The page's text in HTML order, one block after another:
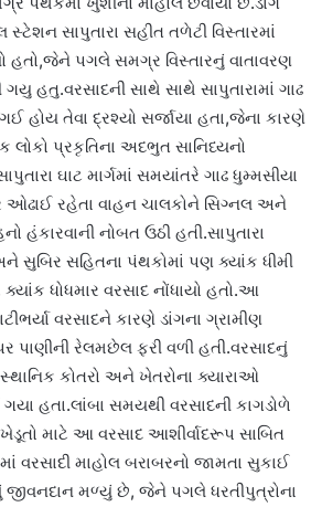
સ્ટેશન સાપુતારા સહીત તળેટી વિસ્તારમાં
હતો,જેને પગલે સમગ્ર વિસ્તારનું વાતાવરણ
હતુ.વરસાદની સાથે સાથે સાપુતારામાં ગાઢ
હોય તેવા દ્રશ્યો સર્જાયા હતા,જેના કારણે
પ્રકૃતિના અદભુત સાનિધ્યનો
ઘાટ માર્ગમાં સમયાંતરે ગાઢ ધુમ્મસીયા
ઓઢાઈ રહેતા વાહન ચાલકોને સિગ્નલ અને
હંકારવાની નોબત ઉઠી હતી.સાપુતારા
સુબિર સહિતના પંથકોમાં પણ ક્યાંક ધીમી
ધોધમાર વરસાદ નોંધાયો હતો.આ
વરસાદને કારણે ડાંગના ગ્રામીણ
પર પાણીની રેલમછેલ ફરી વળી હતી.વરસાદનું
કોતરો અને ખેતરોના ક્યારાઓ
હતા.લાંબા સમયથી વરસાદની કાગડોળે
માટે આ વરસાદ આશીર્વાદરૂપ સાબિત
વરસાદી માહોલ બરાબરનો જામતા સુકાઈ
જીવનદાન મળ્યું છે, જેને પગલે ધરતીપુત્રોના